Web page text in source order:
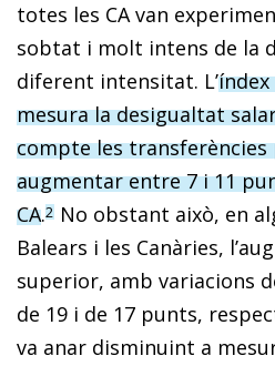
totes les CA van
sobtat i molt intens de la
diferent intensitat. L’índex
mesura la desigualtat
compte les transferències
augmentar entre 7 i 11
CA.2 No obstant això, en
Balears i les Canàries,
superior, amb variacions
de 19 i de 17 punts,
va anar disminuint a